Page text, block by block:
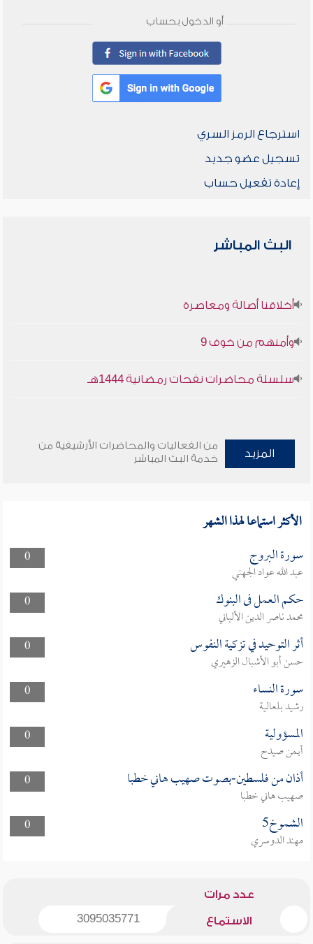
أو الدخول بحساب
استرجاع الرمز السري
تسجيل عضو جديد
إعادة تفعيل حساب
البث المباشر
أخلاقنا أصالة ومعاصرة
وأمنهم من خوف 9
سلسلة محاضرات نفحات رمضانية 1444هـ
المزيد
من الفعاليات والمحاضرات الأرشيفية من
خدمة البث المباشر
الأكثر استماعا لهذا الشهر
0 سورة البروج
عبد الله عواد الجهني
0
حكم العمل فى البنوك
محمد ناصر الدين الألباني
0
أثر التوحيد في تزكية النفوس
حسن أبو الأشبال الزهيري
0
سورة النساء
رشيد بلعالية
0
المسؤولية
أيمن صيدح
0
أذان من فلسطين-بصوت صهيب هاني خطبا
صهيب هاني خطبا
0
الشموخ5
مهند الدوسري
عدد مرات
الاستماع 3095035771